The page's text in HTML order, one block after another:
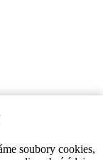
soubory cookies,